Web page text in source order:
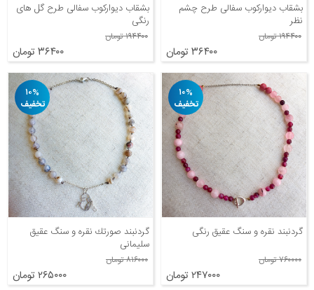
بشقاب دیوارکوب سفالی طرح چشم
نظر
۱۹۴۴۰۰ تومان
۳۶۴۰۰ تومان
بشقاب دیوارکوب سفالی طرح گل های
رنگی
۱۹۴۴۰۰ تومان
۳۶۴۰۰ تومان
گردنبند نقره و سنگ عقیق رنگی
۱۰%
تخفیف
۷۶۰۰۰۰ تومان
۲۴۷۰۰۰ تومان
گردنبند صورتك نقره و سنگ عقیق
سلیمانی
۱۰%
تخفیف
۸۱۶۰۰۰ تومان
۲۶۵۰۰۰ تومان